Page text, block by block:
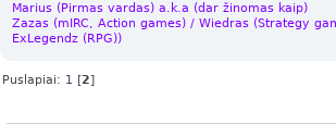
Marius (Pirmas vardas) a.k.a (dar žinomas kaip)
Zazas (mIRC, Action games) / Wiedras (Strategy
ExLegendz (RPG))
Puslapiai: 1 [2]